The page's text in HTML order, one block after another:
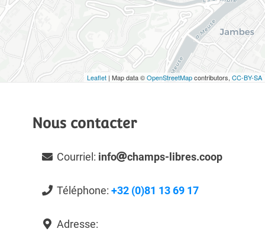
Leaflet | Map data ©OpenStreetMapcontributors, CC-BY-SA
Nous contacter
Courriel: info champs-libres.coop
Téléphone: +32 (0)81 13 69 17
Adresse: